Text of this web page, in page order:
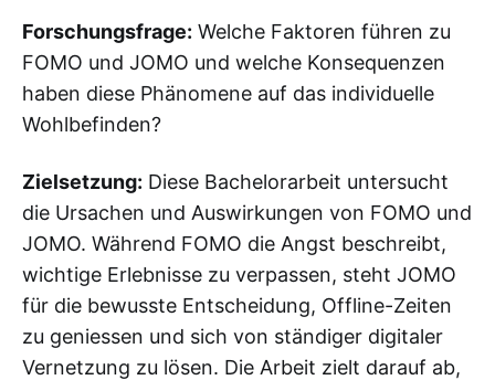
Forschungsfrage: Welche Faktoren führen zu
FOMO und JOMO und welche Konsequenzen
haben diese Phänomene auf das individuelle
Wohlbefinden?
Zielsetzung: Diese Bachelorarbeit untersucht
die Ursachen und Auswirkungen von FOMO und
JOMO. Während FOMO die Angst beschreibt,
wichtige Erlebnisse zu verpassen, steht JOMO
für die bewusste Entscheidung, Offline-Zeiten
zu geniessen und sich von ständiger digitaler
Vernetzung zu lösen. Die Arbeit zielt darauf ab,